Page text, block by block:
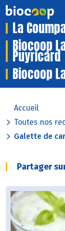
La
Biocoop
Puyricard
Biocoop
Accueil
Toutes nos
Galette de
Partager